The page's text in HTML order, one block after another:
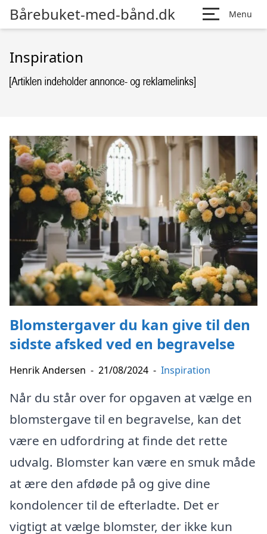
Bårebuket-med-bånd.dk Menu
Inspiration
Blomstergaver du kan give til den
sidste afsked ved en begravelse
Henrik Andersen - 21/08/2024 - Inspiration
Når du står over for opgaven at vælge en
blomstergave til en begravelse, kan det
være en udfordring at finde det rette
udvalg. Blomster kan være en smuk måde
at ære den afdøde på og give dine
kondolencer til de efterladte. Det er
vigtigt at vælge blomster, der ikke kun